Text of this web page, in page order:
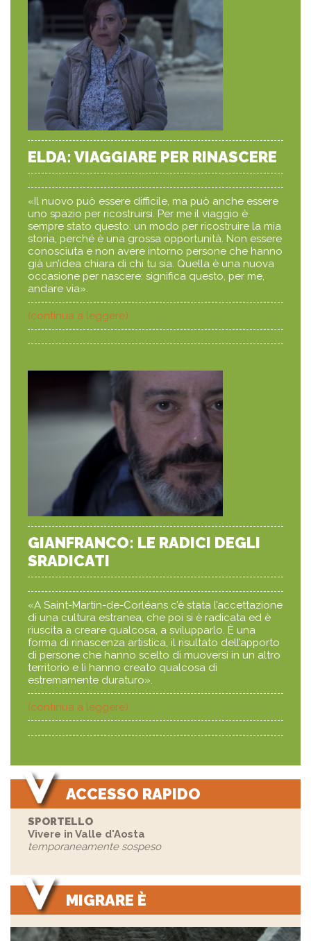
ELDA: VIAGGIARE PER RINASCERE
«Il nuovo può essere difficile, ma può anche essere
uno spazio per ricostruirsi. Per me il viaggio è
sempre stato questo: un modo per ricostruire la mia
storia, perché è una grossa opportunità. Non essere
conosciuta e non avere intorno persone che hanno
già un’idea chiara di chi tu sia. Quella è una nuova
occasione per nascere: significa questo, per me,
andare via».
(continua a leggere)
GIANFRANCO: LE RADICI DEGLI
SRADICATI
«A Saint-Martin-de-Corléans c’è stata l’accettazione
di una cultura estranea, che poi si è radicata ed è
riuscita a creare qualcosa, a svilupparlo. È una
forma di rinascenza artistica, il risultato dell’apporto
di persone che hanno scelto di muoversi in un altro
territorio e lì hanno creato qualcosa di
estremamente duraturo».
(continua a leggere)
ACCESSO RAPIDO
SPORTELLO
Vivere in Valle d'Aosta
temporaneamente sospeso
MIGRARE È